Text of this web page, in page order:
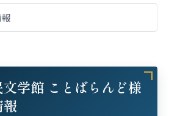
学館 ことばらんど様